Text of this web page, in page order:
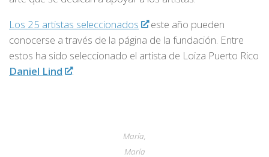
Los 25 artistas seleccionados
este año pueden
conocerse a través de la página de la fundación. Entre
estos ha sido seleccionado el artista de Loiza Puerto Rico
Daniel Lind
.
María,
María